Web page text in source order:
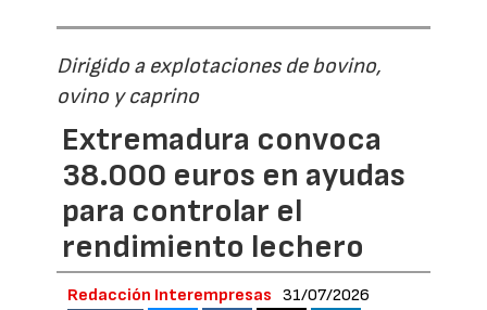
Dirigido a explotaciones de bovino,
ovino y caprino
Extremadura convoca
38.000 euros en ayudas
para controlar el
rendimiento lechero
Redacción Interempresas 31/07/2026